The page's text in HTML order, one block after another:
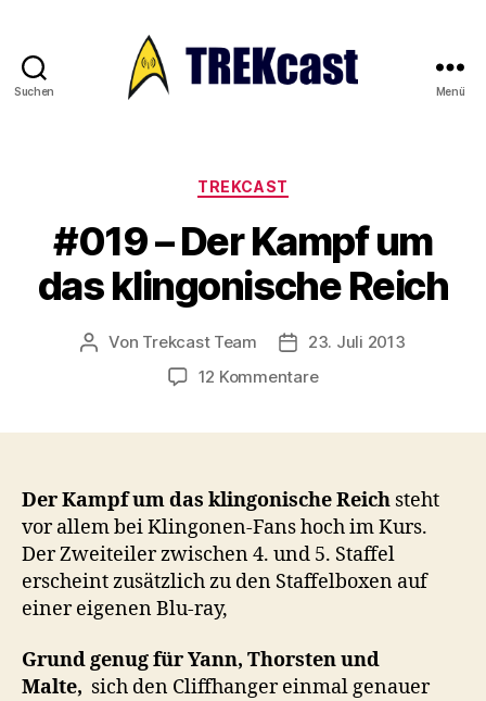
Suchen Menü
Kategorien
TREKCAST
#019 – Der Kampf um
das klingonische Reich
Beitragsautor
Von Trekcast Team Veröffentlichungsdatum
23. Juli 2013
12 Kommentarezu
um
das
klingonische
Reich
Der Kampf um das klingonische Reich steht
vor allem bei Klingonen-Fans hoch im Kurs.
Der Zweiteiler zwischen 4. und 5. Staffel
erscheint zusätzlich zu den Staffelboxen auf
einer eigenen Blu-ray,
Grund genug für Yann, Thorsten und
Malte, sich den Cliffhanger einmal genauer